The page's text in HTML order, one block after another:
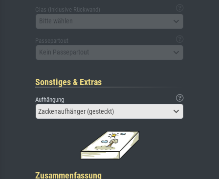
Glas (inklusive Rückwand)
Bitte wählen
Passepartout
Kein Passepartout
Sonstiges & Extras
Aufhängung
Zackenaufhänger (gesteckt)
Zusammenfassung